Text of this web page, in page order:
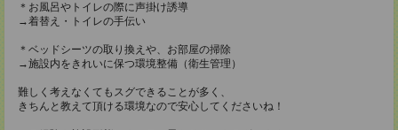
＊お風呂やトイレの際に声掛け誘導
→着替え・トイレの手伝い
＊ベッドシーツの取り換えや、お部屋の掃除
→施設内をきれいに保つ環境整備（衛生管理）
難しく考えなくてもスグできることが多く、
きちんと教えて頂ける環境なので安心してくださいね！